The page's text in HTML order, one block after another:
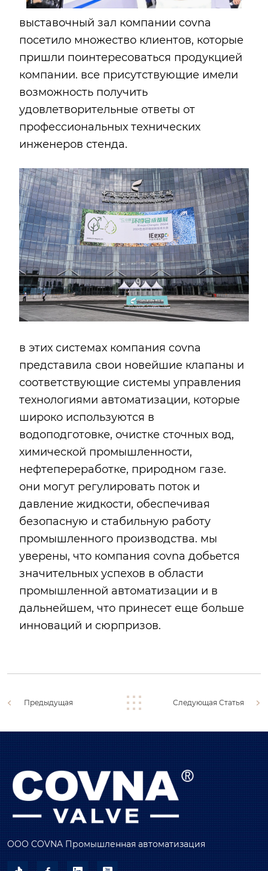
выставочный зал компании covna
посетило множество клиентов, которые
пришли поинтересоваться продукцией
компании. все присутствующие имели
возможность получить
удовлетворительные ответы от
профессиональных технических
инженеров стенда.
в этих системах компания covna
представила свои новейшие клапаны и
соответствующие системы управления
технологиями автоматизации, которые
широко используются в
водоподготовке, очистке сточных вод,
химической промышленности,
нефтепереработке, природном газе.
они могут регулировать поток и
давление жидкости, обеспечивая
безопасную и стабильную работу
промышленного производства. мы
уверены, что компания covna добьется
значительных успехов в области
промышленной автоматизации и в
дальнейшем, что принесет еще больше
инноваций и сюрпризов.
Предыдущая Следующая Статья
ООО COVNA Промышленная автоматизация